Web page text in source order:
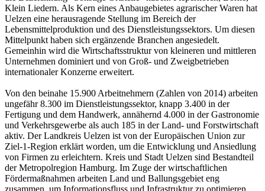
Klein Liedern. Als Kern eines Anbaugebietes agrarischer Waren hat
Uelzen eine herausragende Stellung im Bereich der
Lebensmittelproduktion und des Dienstleistungssektors. Um diesen
Mittelpunkt haben sich ergänzende Branchen angesiedelt.
Gemeinhin wird die Wirtschaftsstruktur von kleineren und mittleren
Unternehmen dominiert und von Groß- und Zweigbetrieben
internationaler Konzerne erweitert.
Von den beinahe 15.900 Arbeitnehmern (Zahlen von 2014) arbeiten
ungefähr 8.300 im Dienstleistungssektor, knapp 3.400 in der
Fertigung und dem Handwerk, annähernd 4.000 in der Gastronomie
und Verkehrsgewerbe als auch 185 in der Land- und Forstwirtschaft
aktiv. Der Landkreis Uelzen ist von der Europäischen Union zur
Ziel-1-Region erklärt worden, um die Entwicklung und Ansiedlung
von Firmen zu erleichtern. Kreis und Stadt Uelzen sind Bestandteil
der Metropolregion Hamburg. Im Zuge der wirtschaftlichen
Fördermaßnahmen arbeiten Land und Ballungsgebiet eng
zusammen, um Informationsfluss und Infrastruktur zu optimieren,